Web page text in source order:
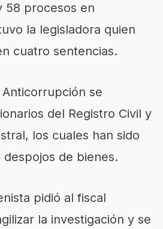
58 procesos en
la legisladora quien
cuatro sentencias.
se
del Registro Civil y
los cuales han sido
de bienes.
pidió al fiscal
la investigación y se